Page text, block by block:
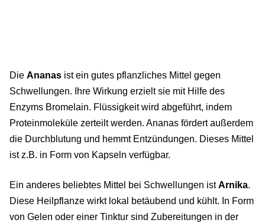
Die Ananas ist ein gutes pflanzliches Mittel gegen
Schwellungen. Ihre Wirkung erzielt sie mit Hilfe des
Enzyms Bromelain. Flüssigkeit wird abgeführt, indem
Proteinmoleküle zerteilt werden. Ananas fördert außerdem
die Durchblutung und hemmt Entzündungen. Dieses Mittel
ist z.B. in Form von Kapseln verfügbar.
Ein anderes beliebtes Mittel bei Schwellungen istArnika.
Diese Heilpflanze wirkt lokal betäubend und kühlt. In Form
von Gelen oder einer Tinktur sind Zubereitungen in der